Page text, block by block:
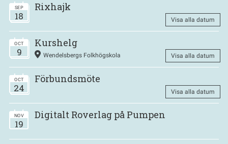
SEP
18
Rixhajk
Visa alla datum
OCT
9
Kurshelg
Wendelsbergs Folkhögskola Visa alla datum
OCT
24
Förbundsmöte
Visa alla datum
NOV
19
Digitalt Roverlag på Pumpen